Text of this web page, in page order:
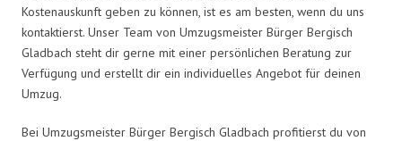
Kostenauskunft geben zu können, ist es am besten, wenn du uns
kontaktierst. Unser Team von Umzugsmeister Bürger Bergisch
Gladbach steht dir gerne mit einer persönlichen Beratung zur
Verfügung und erstellt dir ein individuelles Angebot für deinen
Umzug.
Bei Umzugsmeister Bürger Bergisch Gladbach profitierst du von